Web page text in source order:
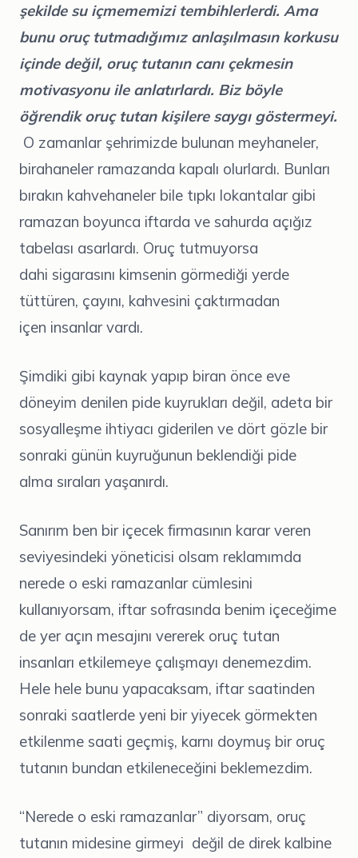
şekilde su içmememizi tembihlerlerdi. Ama
bunu oruç tutmadığımız anlaşılmasın korkusu
içinde değil, oruç tutanın canı çekmesin
motivasyonu ile anlatırlardı. Biz böyle
öğrendik oruç tutan kişilere saygı göstermeyi.
O zamanlar şehrimizde bulunan meyhaneler,
birahaneler ramazanda kapalı olurlardı. Bunları
bırakın kahvehaneler bile tıpkı lokantalar gibi
ramazan boyunca iftarda ve sahurda açığız
tabelası asarlardı. Oruç tutmuyorsa
dahi sigarasını kimsenin görmediği yerde
tüttüren, çayını, kahvesini çaktırmadan
içen insanlar vardı.
Şimdiki gibi kaynak yapıp biran önce eve
döneyim denilen pide kuyrukları değil, adeta bir
sosyalleşme ihtiyacı giderilen ve dört gözle bir
sonraki günün kuyruğunun beklendiği pide
alma sıraları yaşanırdı.
Sanırım ben bir içecek firmasının karar veren
seviyesindeki yöneticisi olsam reklamımda
nerede o eski ramazanlar cümlesini
kullanıyorsam, iftar sofrasında benim içeceğime
de yer açın mesajını vererek oruç tutan
insanları etkilemeye çalışmayı denemezdim.
Hele hele bunu yapacaksam, iftar saatinden
sonraki saatlerde yeni bir yiyecek görmekten
etkilenme saati geçmiş, karnı doymuş bir oruç
tutanın bundan etkileneceğini beklemezdim.
“Nerede o eski ramazanlar” diyorsam, oruç
tutanın midesine girmeyi değil de direk kalbine